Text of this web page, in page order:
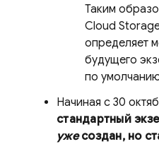
Таким
Cloud
определяет
будущего
по
Начиная с 30
стандартный
ужесоздан, но